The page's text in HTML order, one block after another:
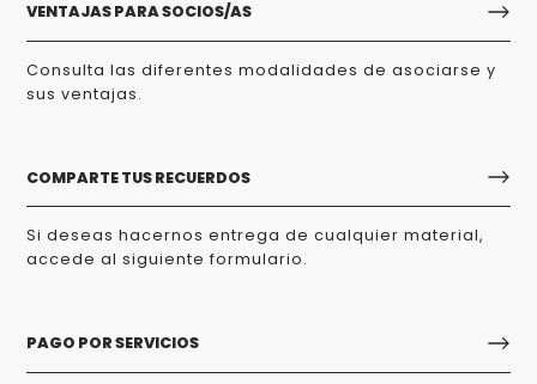
VENTAJAS PARA SOCIOS/AS
Consulta las diferentes modalidades de asociarse y
sus ventajas.
COMPARTE TUS RECUERDOS
Si deseas hacernos entrega de cualquier material,
accede al siguiente formulario.
PAGO POR SERVICIOS